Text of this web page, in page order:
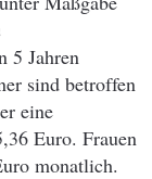
5 Jahren
sind betroffen
eine
Euro. Frauen
monatlich.